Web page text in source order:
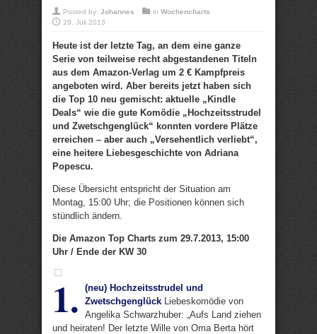
Posted by: Johannes in Wochencharts
29. Juli 2013
Heute ist der letzte Tag, an dem eine ganze
Serie von teilweise recht abgestandenen Titeln
aus dem Amazon-Verlag um 2 € Kampfpreis
angeboten wird. Aber bereits jetzt haben sich
die Top 10 neu gemischt: aktuelle „Kindle
Deals“ wie die gute Komödie „Hochzeitsstrudel
und Zwetschgenglück“ konnten vordere Plätze
erreichen – aber auch „Versehentlich verliebt“,
eine heitere Liebesgeschichte von Adriana
Popescu.
Diese Übersicht entspricht der Situation am
Montag, 15:00 Uhr; die Positionen können sich
stündlich ändern.
Die Amazon Top Charts zum 29.7.2013, 15:00
Uhr / Ende der KW 30
1.
(neu) Hochzeitsstrudel und
Zwetschgenglück Liebeskomödie von
Angelika Schwarzhuber: „Aufs Land ziehen
und heiraten! Der letzte Wille von Oma Berta hört